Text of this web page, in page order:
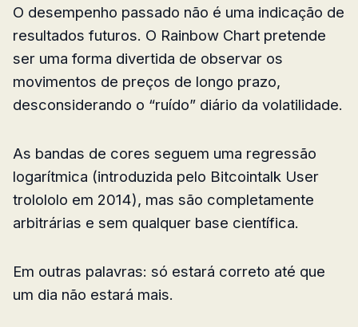
O desempenho passado não é uma indicação de
resultados futuros. O Rainbow Chart pretende
ser uma forma divertida de observar os
movimentos de preços de longo prazo,
desconsiderando o “ruído” diário da volatilidade.
As bandas de cores seguem uma regressão
logarítmica (introduzida pelo Bitcointalk User
trolololo em 2014), mas são completamente
arbitrárias e sem qualquer base científica.
Em outras palavras: só estará correto até que
um dia não estará mais.